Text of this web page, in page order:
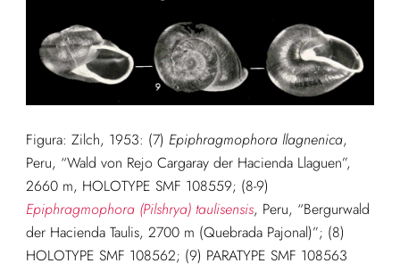
Figura: Zilch, 1953: (7) Epiphragmophora llagnenica,
Peru, “Wald von Rejo Cargaray der Hacienda Llaguen”,
2660 m, HOLOTYPE SMF 108559; (8-9)
Epiphragmophora (Pilshrya) taulisensis, Peru, “Bergurwald
der Hacienda Taulis, 2700 m (Quebrada Pajonal)”; (8)
HOLOTYPE SMF 108562; (9) PARATYPE SMF 108563